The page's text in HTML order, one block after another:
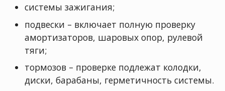
системы зажигания;
подвески – включает полную проверку
амортизаторов, шаровых опор, рулевой
тяги;
тормозов – проверке подлежат колодки,
диски, барабаны, герметичность системы.